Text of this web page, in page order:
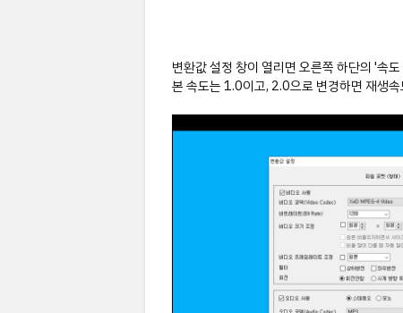
변환값 설정 창이 열리면 오른쪽 하단의 '속
본 속도는 1.0이고, 2.0으로 변경하면 재생